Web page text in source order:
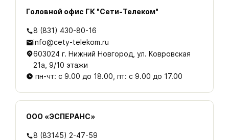
Головной офис ГК "Сети-Телеком"
8 (831) 430-80-16
info@cety-telekom.ru
603024 г. Нижний Новгород, ул. Ковровская
21а, 9/10 этажи
пн-чт: с 9.00 до 18.00, пт: с 9.00 до 17.00
ООО «ЭСПЕРАНС»
8 (83145) 2-47-59